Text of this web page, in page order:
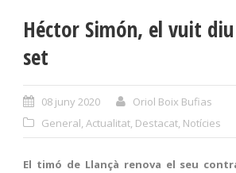
Héctor Simón, el vuit
set
08 juny 2020
Oriol Boix Bufias
General, Actualitat, Destacat, Notícies
El timó de Llançà renova el seu